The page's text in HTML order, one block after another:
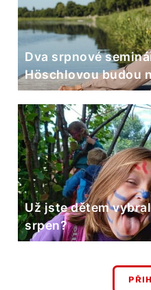
Dva srpnové
Höschlovou budou
Už jste dětem
srpen?